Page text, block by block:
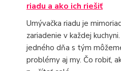
riadu a ako ich riešiť
Umývačka riadu je
zariadenie v každej
jedného dňa s tým
problémy aj my. Čo robiť,